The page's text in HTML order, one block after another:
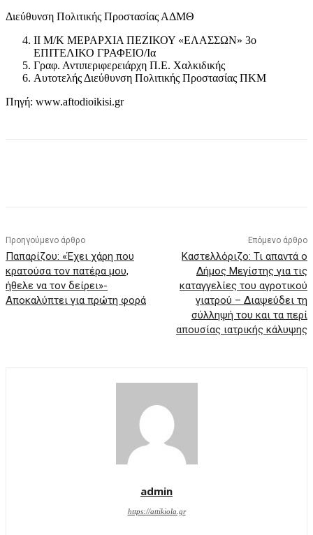
Διεύθυνση Πολιτικής Προστασίας ΑΔΜΘ
ΙΙ Μ/Κ ΜΕΡΑΡΧΙΑ ΠΕΖΙΚΟΥ «ΕΛΑΣΣΩΝ» 3ο
ΕΠΙΤΕΛΙΚΟ ΓΡΑΦΕΙΟ/Ια
Γραφ. Αντιπεριφερειάρχη Π.Ε. Χαλκιδικής
Αυτοτελής Διεύθυνση Πολιτικής Προστασίας ΠΚΜ
Πηγή: www.aftodioikisi.gr
Προηγούμενο άρθρο
Παπαρίζου: «Έχει χάρη που
κρατούσα τον πατέρα μου,
ήθελε να τον δείρει»-
Αποκαλύπτει για πρώτη φορά
Επόμενο άρθρο
Καστελλόριζο: Τι απαντά o
Δήμος Μεγίστης για τις
καταγγελίες του αγροτικού
γιατρού – Διαψεύδει τη
σύλληψή του και τα περί
απουσίας ιατρικής κάλυψης
admin
https://attikiola.gr